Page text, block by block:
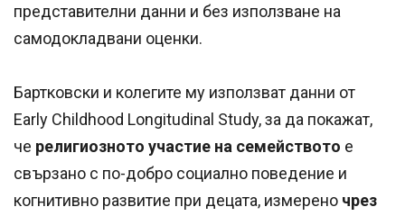
представителни данни и без използване на
самодокладвани оценки.
Бартковски и колегите му използват данни от
Early Childhood Longitudinal Study, за да покажат,
че религиозното участие на семейството е
свързано с по-добро социално поведение и
когнитивно развитие при децата, измерено чрез